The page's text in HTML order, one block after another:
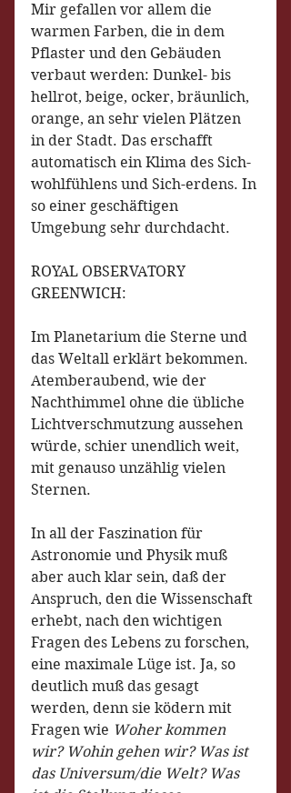
Mir gefallen vor allem die
warmen Farben, die in dem
Pflaster und den Gebäuden
verbaut werden: Dunkel- bis
hellrot, beige, ocker, bräunlich,
orange, an sehr vielen Plätzen
in der Stadt. Das erschafft
automatisch ein Klima des Sich-
wohlfühlens und Sich-erdens. In
so einer geschäftigen
Umgebung sehr durchdacht.
ROYAL OBSERVATORY
GREENWICH:
Im Planetarium die Sterne und
das Weltall erklärt bekommen.
Atemberaubend, wie der
Nachthimmel ohne die übliche
Lichtverschmutzung aussehen
würde, schier unendlich weit,
mit genauso unzählig vielen
Sternen.
In all der Faszination für
Astronomie und Physik muß
aber auch klar sein, daß der
Anspruch, den die Wissenschaft
erhebt, nach den wichtigen
Fragen des Lebens zu forschen,
eine maximale Lüge ist. Ja, so
deutlich muß das gesagt
werden, denn sie ködern mit
Fragen wie Woher kommen
wir? Wohin gehen wir? Was ist
das Universum/die Welt? Was